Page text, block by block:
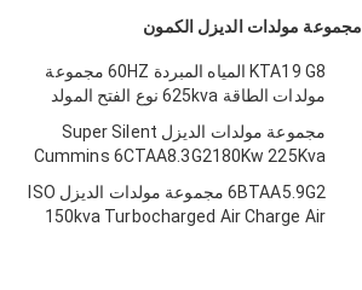
مجموعة مولدات الديزل الكمون
KTA19 G8 المياه المبردة 60HZ مجموعة
مولدات الطاقة 625kva نوع الفتح المولد
مجموعة مولدات الديزل Super Silent
Cummins 6CTAA8.3G2180Kw 225Kva
6BTAA5.9G2 مجموعة مولدات الديزل ISO
150kva Turbocharged Air Charge Air